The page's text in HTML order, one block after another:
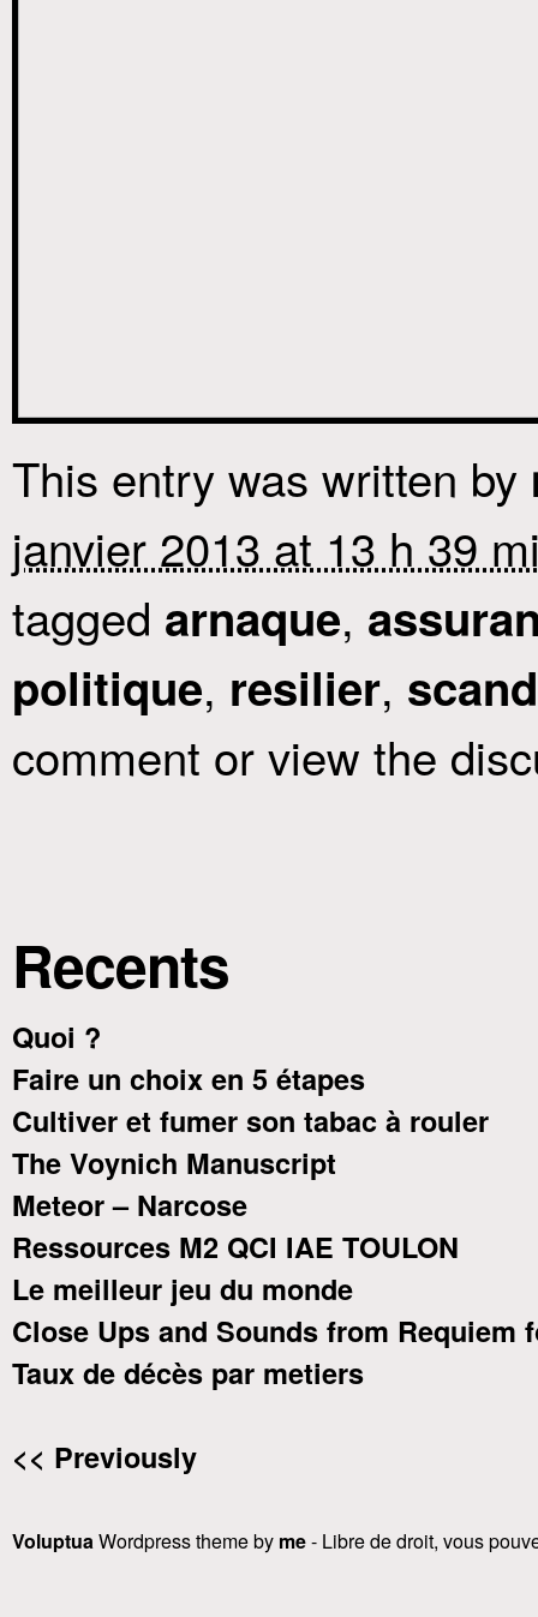
This entry was written by
janvier 2013 at 13 h 39
tagged arnaque,
politique, resilier,
comment or view the
Recents
Quoi ?
Faire un choix en 5 étapes
Cultiver et fumer son tabac à rouler
The Voynich Manuscript
Meteor – Narcose
Ressources M2 QCI IAE TOULON
Le meilleur jeu du monde
Close Ups and Sounds from Requiem
Taux de décès par metiers
<< Previously
VoluptuaWordpress theme by me- Libre de droit, vous